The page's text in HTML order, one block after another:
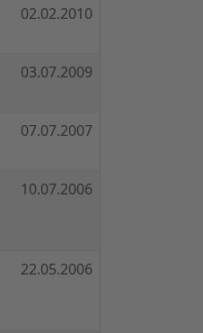
02.02.2010
03.07.2009
07.07.2007
10.07.2006
22.05.2006